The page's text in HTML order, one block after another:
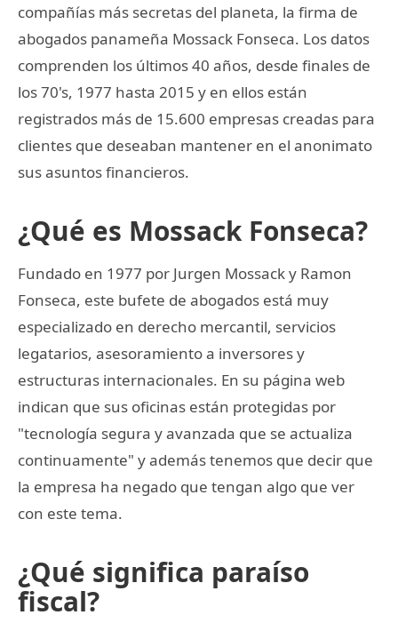
compañías más secretas del planeta, la firma de
abogados panameña Mossack Fonseca. Los datos
comprenden los últimos 40 años, desde finales de
los 70's, 1977 hasta 2015 y en ellos están
registrados más de 15.600 empresas creadas para
clientes que deseaban mantener en el anonimato
sus asuntos financieros.
¿Qué es Mossack Fonseca?
Fundado en 1977 por Jurgen Mossack y Ramon
Fonseca, este bufete de abogados está muy
especializado en derecho mercantil, servicios
legatarios, asesoramiento a inversores y
estructuras internacionales. En su página web
indican que sus oficinas están protegidas por
"tecnología segura y avanzada que se actualiza
continuamente" y además tenemos que decir que
la empresa ha negado que tengan algo que ver
con este tema.
¿Qué significa paraíso
fiscal?